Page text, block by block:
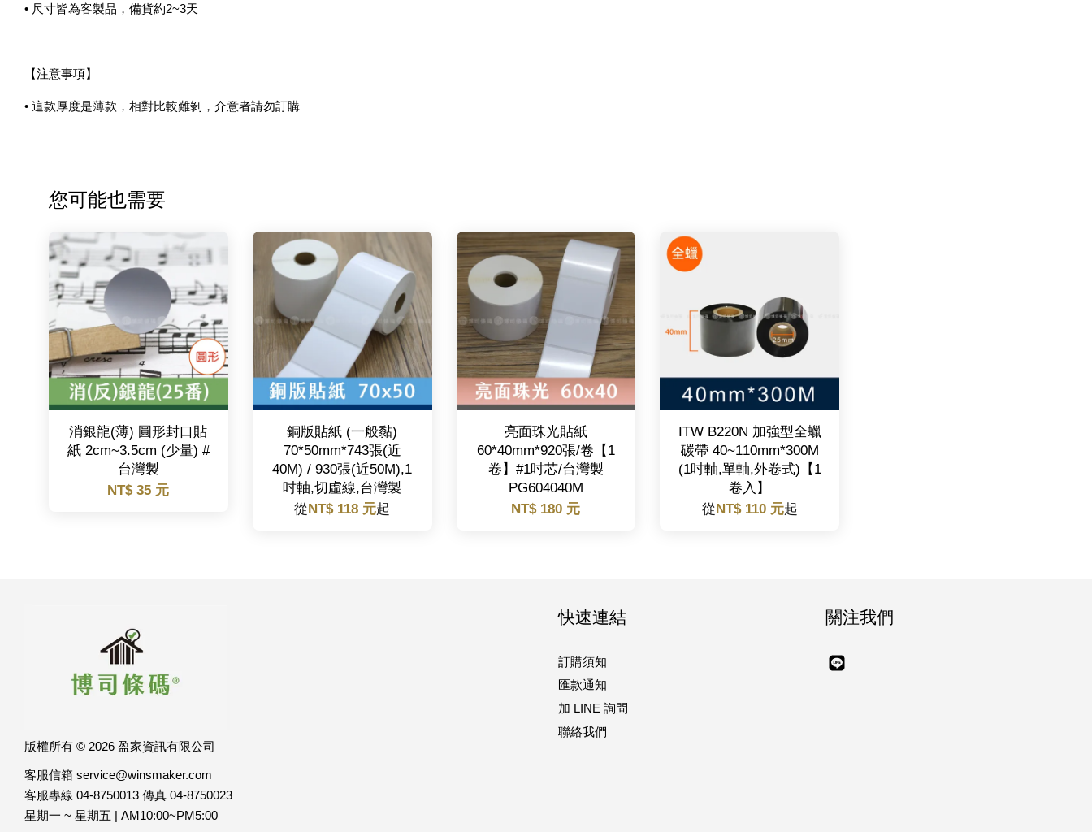
• 尺寸皆為客製品，備貨約2~3天
【注意事項】
• 這款厚度是薄款，相對比較難剝，介意者請勿訂購
您可能也需要
消銀龍(薄) 圓形封口貼
紙 2cm~3.5cm (少量) #
台灣製
NT$ 35 元
銅版貼紙 (一般黏)
70*50mm*743張(近
40M) / 930張(近50M),1
吋軸,切虛線,台灣製
從NT$ 118 元起
亮面珠光貼紙
60*40mm*920張/卷【1
卷】#1吋芯/台灣製
PG604040M
NT$ 180 元
ITW B220N 加強型全蠟
碳帶 40~110mm*300M
(1吋軸,單軸,外卷式)【1
卷入】
從NT$ 110 元起
版權所有 © 2026 盈家資訊有限公司
快速連結
訂購須知
匯款通知
加 LINE 詢問
聯絡我們
關注我們
客服信箱 service@winsmaker.com
客服專線 04-8750013 傳真 04-8750023
星期一 ~ 星期五 | AM10:00~PM5:00